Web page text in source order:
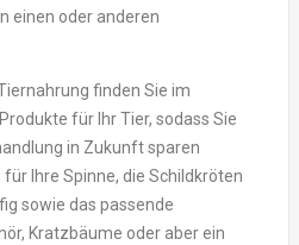
einen oder anderen
finden Sie im
für Ihr Tier, sodass Sie
in Zukunft sparen
Ihre Spinne, die Schildkröten
sowie das passende
Kratzbäume oder aber ein